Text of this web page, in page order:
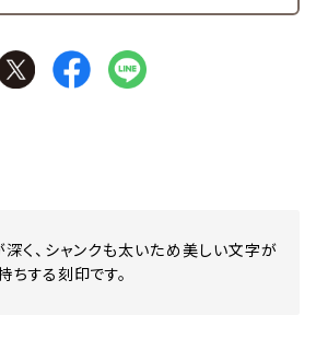
く、シャンクも太いため美しい文字が
ちする刻印です。